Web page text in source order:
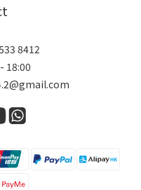
8412
18:00